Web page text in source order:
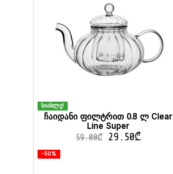
სიახლე!
ჩაიდანი ფილტრით 0.8 ლ Clear
Line Super
59.00₾ 29.50₾
-50%